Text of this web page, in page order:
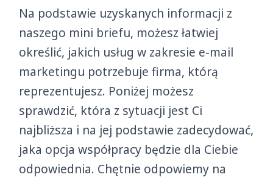
Na podstawie uzyskanych informacji z
naszego mini briefu, możesz łatwiej
określić, jakich usług w zakresie e-mail
marketingu potrzebuje firma, którą
reprezentujesz. Poniżej możesz
sprawdzić, która z sytuacji jest Ci
najbliższa i na jej podstawie zadecydować,
jaka opcja współpracy będzie dla Ciebie
odpowiednia. Chętnie odpowiemy na